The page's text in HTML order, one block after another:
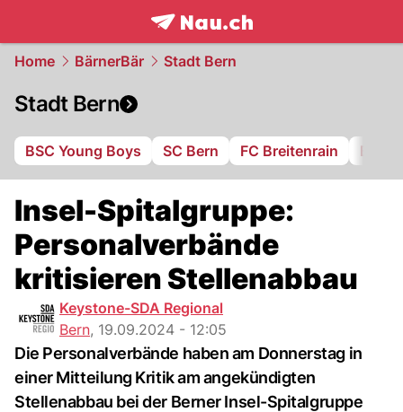
frontpage.NAU.ch
Home BärnerBär Stadt Bern
Stadt Bern
BSC Young Boys SC Bern FC Breitenrain BSV
Insel-Spitalgruppe:
Personalverbände
kritisieren Stellenabbau
Keystone-SDA Regional
Bern, 19.09.2024 - 12:05
Die Personalverbände haben am Donnerstag in
einer Mitteilung Kritik am angekündigten
Stellenabbau bei der Berner Insel-Spitalgruppe